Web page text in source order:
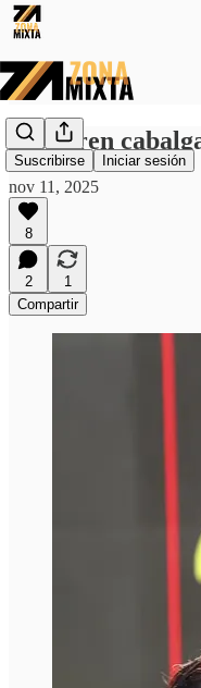
Suscribirse Iniciar sesión
McLaren
nov 11, 2025
8
2
1
Compartir